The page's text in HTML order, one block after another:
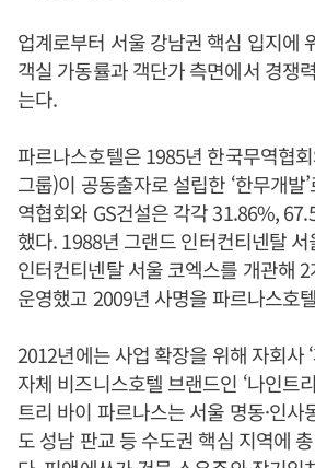
업계로부터 서울 강남권 핵심 입지에
객실 가동률과 객단가 측면에서 경쟁
는다.
파르나스호텔은 1985년 한국무역협
그룹)이 공동출자로 설립한 ‘한무개발
역협회와 GS건설은 각각 31.86%,
했다. 1988년 그랜드 인터컨티넨탈
인터컨티넨탈 서울 코엑스를 개관해
운영했고 2009년 사명을 파르나스호
2012년에는 사업 확장을 위해 자회사
자체 비즈니스호텔 브랜드인 ‘나인트
트리 바이 파르나스는 서울 명동·인사
도 성남 판교 등 수도권 핵심 지역에